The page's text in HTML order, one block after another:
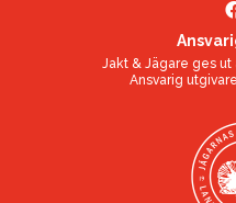
Jakt & Jägare ges ut
Ansvarig